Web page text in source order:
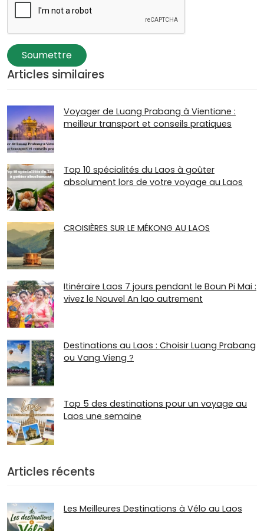
Soumettre
Articles similaires
Voyager de Luang Prabang à Vientiane :
meilleur transport et conseils pratiques
Top 10 spécialités du Laos à goûter
absolument lors de votre voyage au Laos
CROISIÈRES SUR LE MÉKONG AU LAOS
Itinéraire Laos 7 jours pendant le Boun Pi Mai :
vivez le Nouvel An lao autrement
Destinations au Laos : Choisir Luang Prabang
ou Vang Vieng ?
Top 5 des destinations pour un voyage au
Laos une semaine
Articles récents
Les Meilleures Destinations à Vélo au Laos